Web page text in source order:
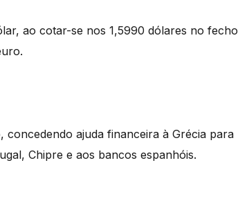
ao cotar-se nos 1,5990 dólares no fecho
ajuda financeira à Grécia para
Chipre e aos bancos espanhóis.